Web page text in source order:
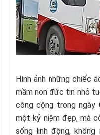
Hình ảnh những chiếc
mầm non đức tin nhỏ
công cộng trong ngày
một kỷ niệm đẹp, mà
sống linh động,